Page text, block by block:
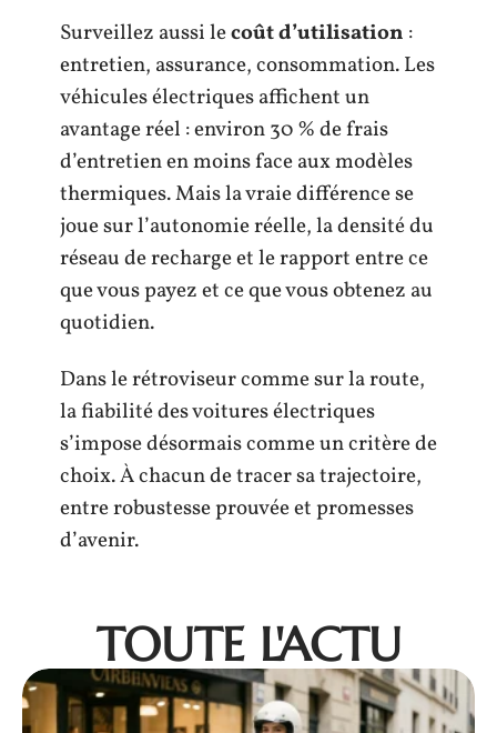
Surveillez aussi lecoût d’utilisation :
entretien, assurance, consommation. Les
véhicules électriques affichent un
avantage réel : environ 30 % de frais
d’entretien en moins face aux modèles
thermiques. Mais la vraie différence se
joue sur l’autonomie réelle, la densité du
réseau de recharge et le rapport entre ce
que vous payez et ce que vous obtenez au
quotidien.
Dans le rétroviseur comme sur la route,
la fiabilité des voitures électriques
s’impose désormais comme un critère de
choix. À chacun de tracer sa trajectoire,
entre robustesse prouvée et promesses
d’avenir.
TOUTE L'ACTU